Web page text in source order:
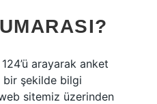
124’ü arayarak anket
bir şekilde bilgi
sitemiz üzerinden